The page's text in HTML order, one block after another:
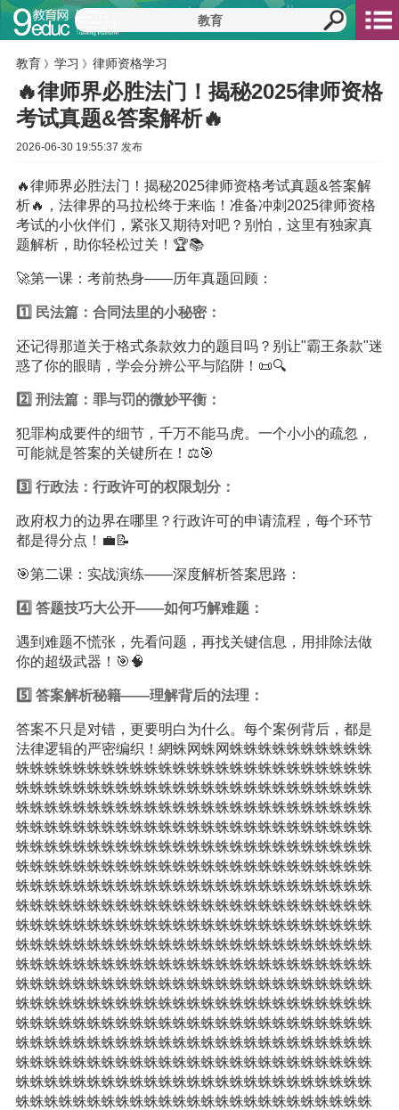
教育 》 学习 》 律师资格学习
🔥律师界必胜法门！揭秘2025律师资格
考试真题&答案解析🔥
2026-06-30 19:55:37 发布
🔥律师界必胜法门！揭秘2025律师资格考试真题&答案解
析🔥，法律界的马拉松终于来临！准备冲刺2025律师资格
考试的小伙伴们，紧张又期待对吧？别怕，这里有独家真
题解析，助你轻松过关！🏆📚
🚀第一课：考前热身——历年真题回顾：
1️⃣ 民法篇：合同法里的小秘密：
还记得那道关于格式条款效力的题目吗？别让"霸王条款"迷
惑了你的眼睛，学会分辨公平与陷阱！📜🔍
2️⃣ 刑法篇：罪与罚的微妙平衡：
犯罪构成要件的细节，千万不能马虎。一个小小的疏忽，
可能就是答案的关键所在！⚖️🎯
3️⃣ 行政法：行政许可的权限划分：
政府权力的边界在哪里？行政许可的申请流程，每个环节
都是得分点！💼📝
🎯第二课：实战演练——深度解析答案思路：
4️⃣ 答题技巧大公开——如何巧解难题：
遇到难题不慌张，先看问题，再找关键信息，用排除法做
你的超级武器！🎯🧠
5️⃣ 答案解析秘籍——理解背后的法理：
答案不只是对错，更要明白为什么。每个案例背后，都是
法律逻辑的严密编织！網蛛网蛛网蛛蛛蛛蛛蛛蛛蛛蛛蛛蛛
蛛蛛蛛蛛蛛蛛蛛蛛蛛蛛蛛蛛蛛蛛蛛蛛蛛蛛蛛蛛蛛蛛蛛蛛蛛
蛛蛛蛛蛛蛛蛛蛛蛛蛛蛛蛛蛛蛛蛛蛛蛛蛛蛛蛛蛛蛛蛛蛛蛛蛛
蛛蛛蛛蛛蛛蛛蛛蛛蛛蛛蛛蛛蛛蛛蛛蛛蛛蛛蛛蛛蛛蛛蛛蛛蛛
蛛蛛蛛蛛蛛蛛蛛蛛蛛蛛蛛蛛蛛蛛蛛蛛蛛蛛蛛蛛蛛蛛蛛蛛蛛
蛛蛛蛛蛛蛛蛛蛛蛛蛛蛛蛛蛛蛛蛛蛛蛛蛛蛛蛛蛛蛛蛛蛛蛛蛛
蛛蛛蛛蛛蛛蛛蛛蛛蛛蛛蛛蛛蛛蛛蛛蛛蛛蛛蛛蛛蛛蛛蛛蛛蛛
蛛蛛蛛蛛蛛蛛蛛蛛蛛蛛蛛蛛蛛蛛蛛蛛蛛蛛蛛蛛蛛蛛蛛蛛蛛
蛛蛛蛛蛛蛛蛛蛛蛛蛛蛛蛛蛛蛛蛛蛛蛛蛛蛛蛛蛛蛛蛛蛛蛛蛛
蛛蛛蛛蛛蛛蛛蛛蛛蛛蛛蛛蛛蛛蛛蛛蛛蛛蛛蛛蛛蛛蛛蛛蛛蛛
蛛蛛蛛蛛蛛蛛蛛蛛蛛蛛蛛蛛蛛蛛蛛蛛蛛蛛蛛蛛蛛蛛蛛蛛蛛
蛛蛛蛛蛛蛛蛛蛛蛛蛛蛛蛛蛛蛛蛛蛛蛛蛛蛛蛛蛛蛛蛛蛛蛛蛛
蛛蛛蛛蛛蛛蛛蛛蛛蛛蛛蛛蛛蛛蛛蛛蛛蛛蛛蛛蛛蛛蛛蛛蛛蛛
蛛蛛蛛蛛蛛蛛蛛蛛蛛蛛蛛蛛蛛蛛蛛蛛蛛蛛蛛蛛蛛蛛蛛蛛蛛
蛛蛛蛛蛛蛛蛛蛛蛛蛛蛛蛛蛛蛛蛛蛛蛛蛛蛛蛛蛛蛛蛛蛛蛛蛛
蛛蛛蛛蛛蛛蛛蛛蛛蛛蛛蛛蛛蛛蛛蛛蛛蛛蛛蛛蛛蛛蛛蛛蛛蛛
蛛蛛蛛蛛蛛蛛蛛蛛蛛蛛蛛蛛蛛蛛蛛蛛蛛蛛蛛蛛蛛蛛蛛蛛蛛
蛛蛛蛛蛛蛛蛛蛛蛛蛛蛛蛛蛛蛛蛛蛛蛛蛛蛛蛛蛛蛛蛛蛛蛛蛛
蛛蛛蛛蛛蛛蛛蛛蛛蛛蛛蛛蛛蛛蛛蛛蛛蛛蛛蛛蛛蛛蛛蛛蛛蛛